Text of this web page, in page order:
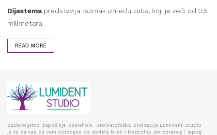
Dijastemapredstavlja razmak između zuba, koji je veći od 0,5
milimetara.
READ MORE
Zadovoljstvo započinje osmehom. Stomatološka ordinacija Lumident Studio
je tu za vas da vam pomogne da dođete brzo i bezbolno do zdravog i lepog